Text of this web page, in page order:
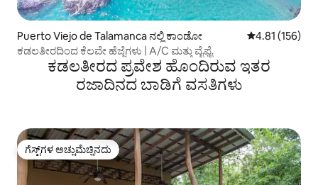
Puerto Viejo de Talamanca ನಲ್ಲಿ ಕಾಂಡೋ 5 ರಲ್ಲಿ 4.81
4.81 (156)
ಕಡಲತೀರದಿಂದ ಕೆಲವೇ ಹೆಜ್ಜೆಗಳು | A/C ಮತ್ತು ವೈಫೈ
ಕಡಲತೀರದ ಪ್ರವೇಶ ಹೊಂದಿರುವ ಇತರ
ರಜಾದಿನದ ಬಾಡಿಗೆ ವಸತಿಗಳು
ಗೆಸ್ಟ್‌ಗಳ ಅಚ್ಚುಮೆಚ್ಚಿನದು
ಗೆಸ್ಟ್‌ಗಳ ಅಚ್ಚುಮೆಚ್ಚಿನದು